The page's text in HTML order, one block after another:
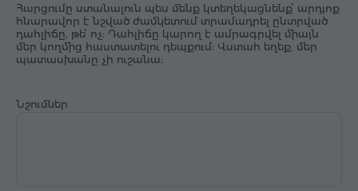
Հարցումը ստանալուն պես մենք կտեղեկացնենք՝ արդյոք
հնարավոր է նշված ժամկետում տրամադրել ընտրված
դահլիճը, թե՝ ոչ: Դահլիճը կարող է ամրագրվել միայն
մեր կողմից հաստատելու դեպքում: Վստահ եղեք, մեր
պատասխանը չի ուշանա:
Նշումներ